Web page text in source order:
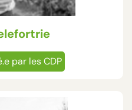
par les CDP